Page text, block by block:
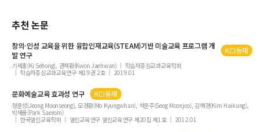
추천 논문
창의·인성 교육을 위한 융합인재교육(STEAM)기반 미술교육 프로그램 개
발 연구
KCI등재
기세홍(Ki Sehong), 권재환(Kwon Jaehwan)
학습자중심교과교육학회
학습자중심교과교육연구 제19권 2호
2019.01
문화예술교육효과성 연구 KCI등재
정문성(Jeong Moonseong), 모경환(Mo Kyungwhan), 석문주(Seog Moonjoo), 김해경(Kim Haikung),
박새롬(Park Saerom)
한국열린교육학회
열린교육연구 열린교육연구 제20집 제1호 2012.01